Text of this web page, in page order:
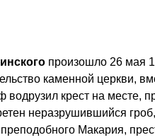
произошло 26 мая
каменной церкви,
крест на месте,
неразрушившийся
Макария,